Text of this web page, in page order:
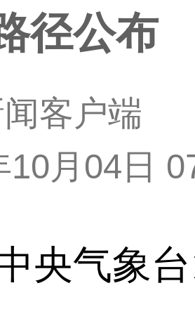
径公布
客户端
10月04日
气象台